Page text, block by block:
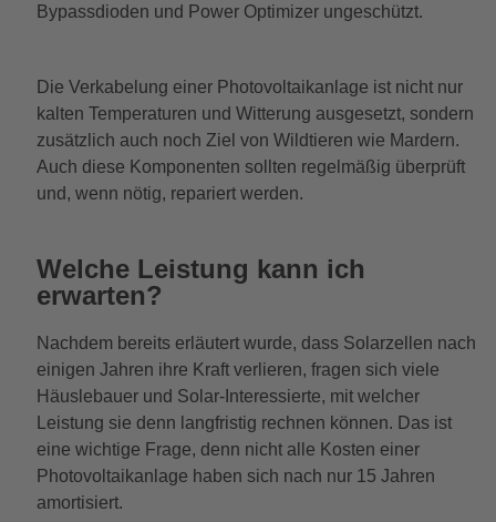
Bypassdioden und Power Optimizer ungeschützt.
Die Verkabelung einer Photovoltaikanlage ist nicht nur
kalten Temperaturen und Witterung ausgesetzt, sondern
zusätzlich auch noch Ziel von Wildtieren wie Mardern.
Auch diese Komponenten sollten regelmäßig überprüft
und, wenn nötig, repariert werden.
Welche Leistung kann ich
erwarten?
Nachdem bereits erläutert wurde, dass Solarzellen nach
einigen Jahren ihre Kraft verlieren, fragen sich viele
Häuslebauer und Solar-Interessierte, mit welcher
Leistung sie denn langfristig rechnen können. Das ist
eine wichtige Frage, denn nicht alle Kosten einer
Photovoltaikanlage haben sich nach nur 15 Jahren
amortisiert.